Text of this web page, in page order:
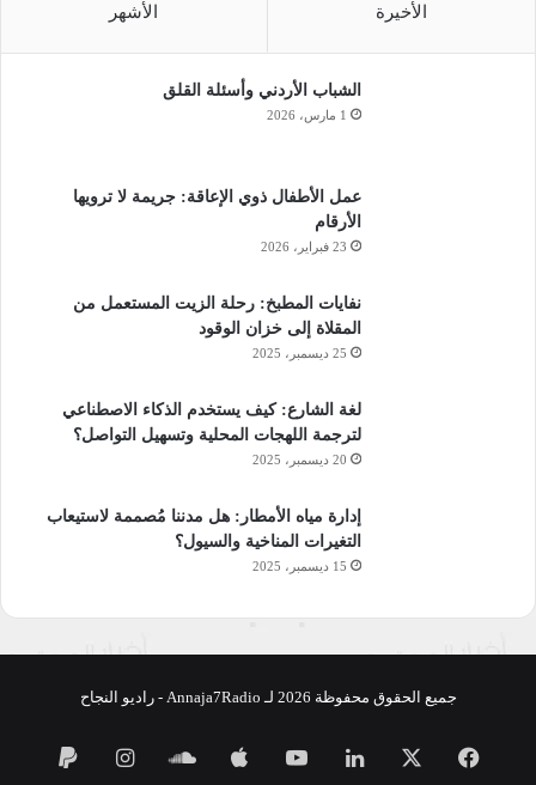
الأخيرة الأشهر
الشباب الأردني وأسئلة القلق
1 مارس، 2026
عمل الأطفال ذوي الإعاقة: جريمة لا ترويها
الأرقام
23 فبراير، 2026
نفايات المطبخ: رحلة الزيت المستعمل من
المقلاة إلى خزان الوقود
25 ديسمبر، 2025
لغة الشارع: كيف يستخدم الذكاء الاصطناعي
لترجمة اللهجات المحلية وتسهيل التواصل؟
20 ديسمبر، 2025
إدارة مياه الأمطار: هل مدننا مُصممة لاستيعاب
التغيرات المناخية والسيول؟
15 ديسمبر، 2025
جميع الحقوق محفوظة 2026 لـ Annaja7Radio - راديو النجاح
فيسبوك لينكدإن‫YouTube ساوندانستقرام
‏Paypal